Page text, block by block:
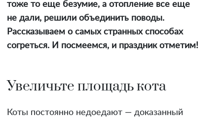
тоже то еще безумие, а отопление все еще
не дали, решили объединить поводы.
Рассказываем о самых странных способах
согреться. И посмеемся, и праздник отметим!
Увеличьте площадь кота
Коты постоянно недоедают — доказанный